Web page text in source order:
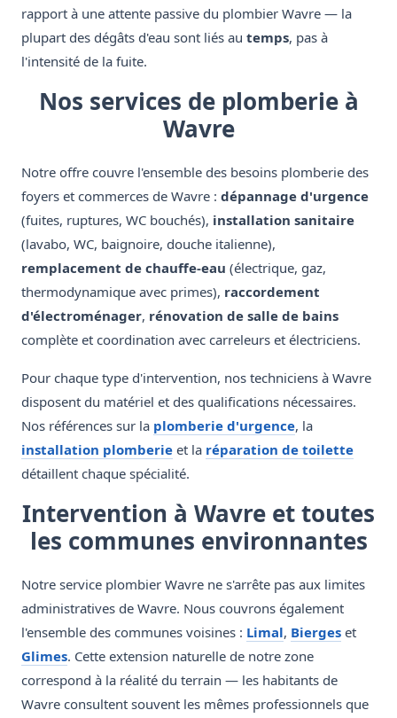
rapport à une attente passive du plombier Wavre — la
plupart des dégâts d'eau sont liés au temps, pas à
l'intensité de la fuite.
Nos services de plomberie à
Wavre
Notre offre couvre l'ensemble des besoins plomberie des
foyers et commerces de Wavre : dépannage d'urgence
(fuites, ruptures, WC bouchés), installation sanitaire
(lavabo, WC, baignoire, douche italienne),
remplacement de chauffe-eau (électrique, gaz,
thermodynamique avec primes), raccordement
d'électroménager, rénovation de salle de bains
complète et coordination avec carreleurs et électriciens.
Pour chaque type d'intervention, nos techniciens à Wavre
disposent du matériel et des qualifications nécessaires.
Nos références sur la plomberie d'urgence, la
installation plomberie et la réparation de toilette
détaillent chaque spécialité.
Intervention à Wavre et toutes
les communes environnantes
Notre service plombier Wavre ne s'arrête pas aux limites
administratives de Wavre. Nous couvrons également
l'ensemble des communes voisines : Limal, Bierges et
Glimes. Cette extension naturelle de notre zone
correspond à la réalité du terrain — les habitants de
Wavre consultent souvent les mêmes professionnels que